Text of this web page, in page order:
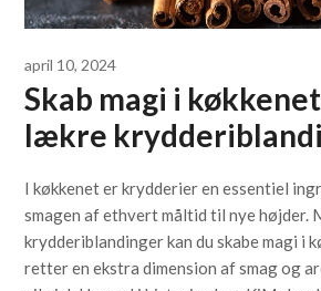
april 10, 2024
Skab magi i
lækre
I køkkenet er krydderier en essentiel
smagen af ethvert måltid til nye højder.
krydderiblandinger kan du skabe magi i
retter en ekstra dimension af smag og